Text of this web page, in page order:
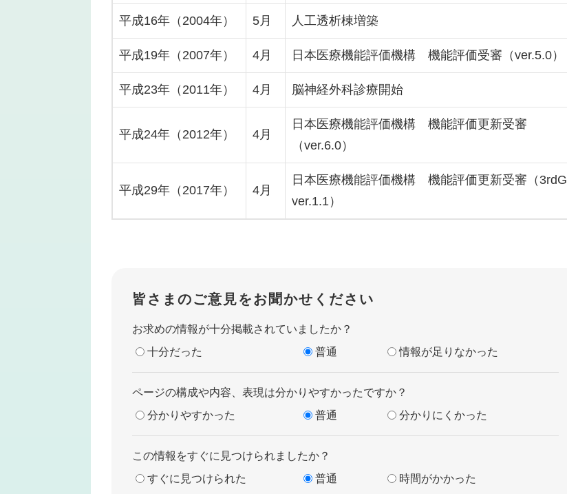
平成16年（2004年） 5月 人工透析棟増築
平成19年（2007年） 4月 日本医療機能評価機構 機能評価受審（ver.5.0）
平成23年（2011年） 4月 脳神経外科診療開始
平成24年（2012年） 4月
日本医療機能評価機構 機能評価更新受審
（ver.6.0）
平成29年（2017年） 4月
日本医療機能評価機構 機能評価更新受審（3rdG
ver.1.1）
皆さまのご意見をお聞かせください
お求めの情報が十分掲載されていましたか？
十分だった
普通 情報が足りなかった
ページの構成や内容、表現は分かりやすかったですか？
分かりやすかった
普通 分かりにくかった
この情報をすぐに見つけられましたか？
すぐに見つけられた
普通 時間がかかった